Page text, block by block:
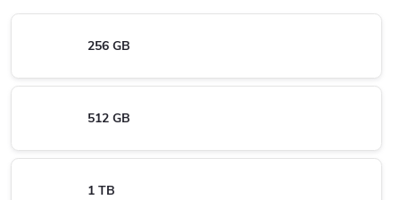
256 GB
512 GB
1 TB